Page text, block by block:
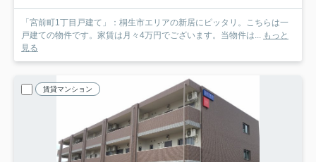
「宮前町1丁目戸建て」：桐生市エリアの新居にピッタリ。こちらは一
戸建ての物件です。家賃は月々4万円でございます。当物件は... もっと
見る
賃貸マンション